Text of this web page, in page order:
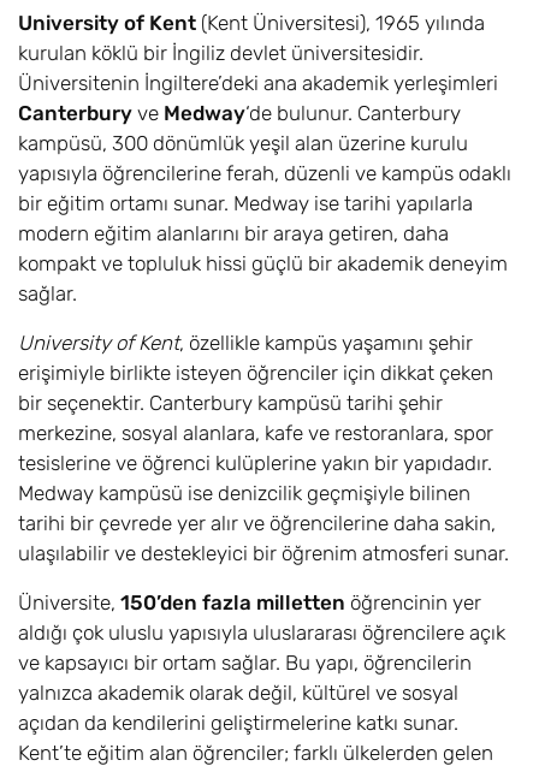
University of Kent (Kent Üniversitesi), 1965 yılında
kurulan köklü bir İngiliz devlet üniversitesidir.
Üniversitenin İngiltere’deki ana akademik yerleşimleri
Canterbury ve Medway‘de bulunur. Canterbury
kampüsü, 300 dönümlük yeşil alan üzerine kurulu
yapısıyla öğrencilerine ferah, düzenli ve kampüs odaklı
bir eğitim ortamı sunar. Medway ise tarihi yapılarla
modern eğitim alanlarını bir araya getiren, daha
kompakt ve topluluk hissi güçlü bir akademik deneyim
sağlar.
University of Kent, özellikle kampüs yaşamını şehir
erişimiyle birlikte isteyen öğrenciler için dikkat çeken
bir seçenektir. Canterbury kampüsü tarihi şehir
merkezine, sosyal alanlara, kafe ve restoranlara, spor
tesislerine ve öğrenci kulüplerine yakın bir yapıdadır.
Medway kampüsü ise denizcilik geçmişiyle bilinen
tarihi bir çevrede yer alır ve öğrencilerine daha sakin,
ulaşılabilir ve destekleyici bir öğrenim atmosferi sunar.
Üniversite, 150’den fazla milletten öğrencinin yer
aldığı çok uluslu yapısıyla uluslararası öğrencilere açık
ve kapsayıcı bir ortam sağlar. Bu yapı, öğrencilerin
yalnızca akademik olarak değil, kültürel ve sosyal
açıdan da kendilerini geliştirmelerine katkı sunar.
Kent’te eğitim alan öğrenciler; farklı ülkelerden gelen